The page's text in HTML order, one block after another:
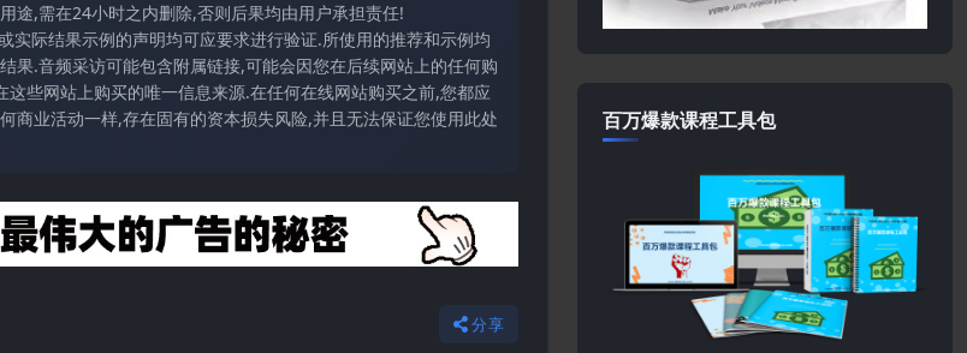
途,需在24小时之内删除,否则后果均由用户承担责任!
际结果示例的声明均可应要求进行验证.所使用的推荐和示例均
果.音频采访可能包含附属链接,可能会因您在后续网站上的任何购
些网站上购买的唯一信息来源.在任何在线网站购买之前,您都应
商业活动一样,存在固有的资本损失风险,并且无法保证您使用此处
分享
百万爆款课程工具包